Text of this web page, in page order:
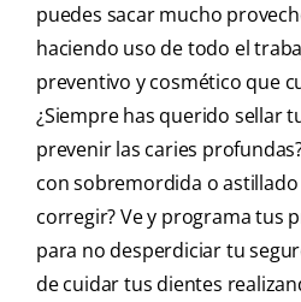
puedes sacar mucho
haciendo uso de todo el
preventivo y cosmético que
¿Siempre has querido sellar
prevenir las caries
con sobremordida o astillado
corregir? Ve y programa tus
para no desperdiciar tu
de cuidar tus dientes